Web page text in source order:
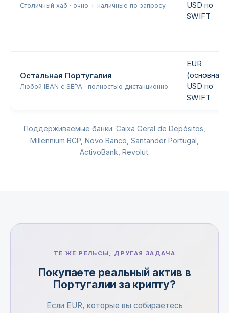
Столичный хаб · очно + наличные по запросу
USD по
SWIFT
Остальная Португалия
Любой IBAN с SEPA · полностью дистанционно
EUR
(основная),
USD по
SWIFT
Поддерживаемые банки: Caixa Geral de Depósitos,
Millennium BCP, Novo Banco, Santander Portugal,
ActivoBank, Revolut.
ТЕ ЖЕ РЕЛЬСЫ, ДРУГАЯ ЗАДАЧА
Покупаете реальный актив в
Португалии за крипту?
Если EUR, которые вы собираетесь